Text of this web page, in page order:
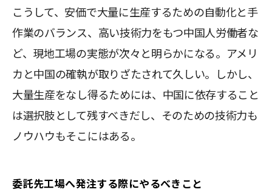
こうして、安価で大量に生産するための自動化と手
作業のバランス、高い技術力をもつ中国人労働者な
ど、現地工場の実態が次々と明らかになる。アメリ
カと中国の確執が取りざたされて久しい。しかし、
大量生産をなし得るためには、中国に依存すること
は選択肢として残すべきだし、そのための技術力も
ノウハウもそこにはある。
委託先工場へ発注する際にやるべきこと